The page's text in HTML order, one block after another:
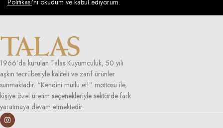
1966’da kurulan Talas Kuyumculuk, 50 yılı
aşkın tecrübesiyle kaliteli ve zarif ürünler
sunmaktadır. “Kendini mutlu et!” mottosu ile,
kişiye özel üretim seçenekleriyle sektörde fark
yaratmaya devam etmektedir.